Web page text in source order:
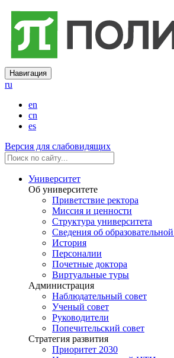
Навигация
ru
en
cn
es
Версия для слабовидящих
Университет
Об университете
Приветствие ректора
Миссия и ценности
Структура университета
Сведения об
История
Персоналии
Почетные доктора
Виртуальные туры
Администрация
Наблюдательный совет
Ученый совет
Руководители
Попечительский совет
Стратегия развития
Приоритет 2030